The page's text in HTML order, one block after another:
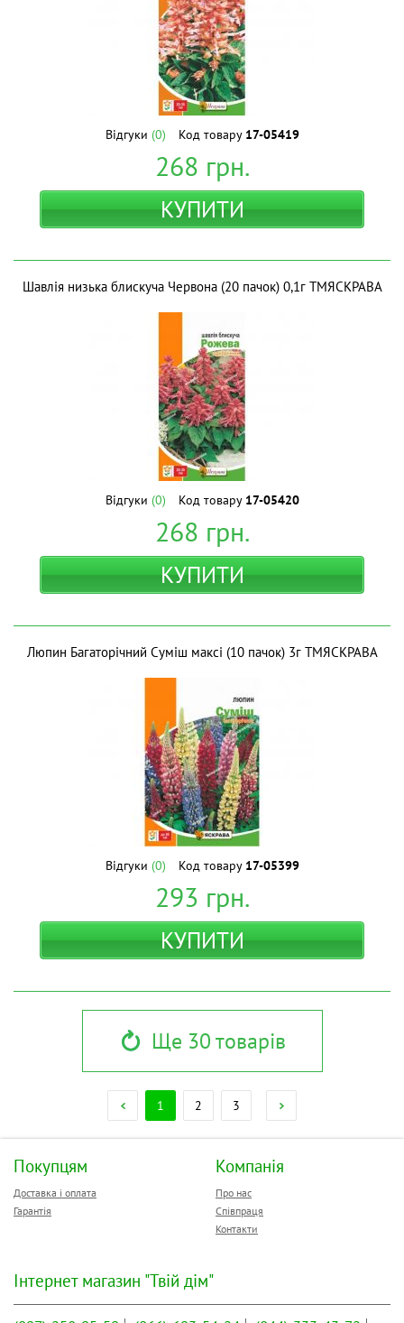
Відгуки (0) Код товару 17-05419
268 грн.
КУПИТИ
Шавлія низька блискуча Червона (20 пачок) 0,1г ТМЯСКРАВА
Відгуки (0) Код товару 17-05420
268 грн.
КУПИТИ
Люпин Багаторiчний Сумiш максі (10 пачок) 3г ТМЯСКРАВА
Відгуки (0) Код товару 17-05399
293 грн.
КУПИТИ
Ще 30 товарів
1 2 3
Покупцям
Доставка і оплата
Гарантія
Компанія
Про нас
Співпраця
Контакти
Інтернет магазин "Твій дім"